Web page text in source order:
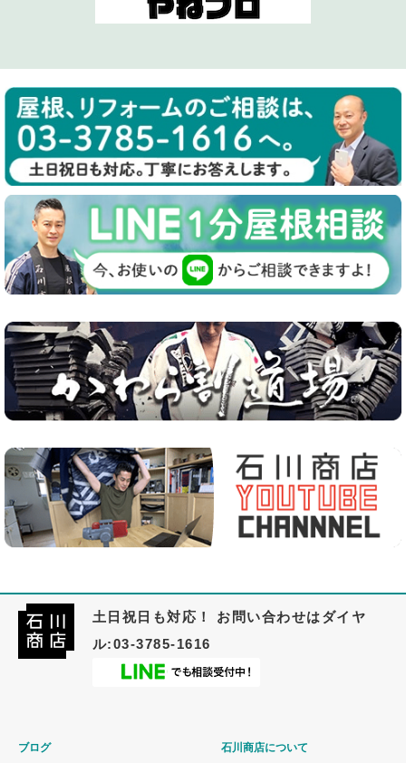
土日祝日も対応！ お問い合わせはダイヤ
ル:03-3785-1616
ブログ
石川商店について